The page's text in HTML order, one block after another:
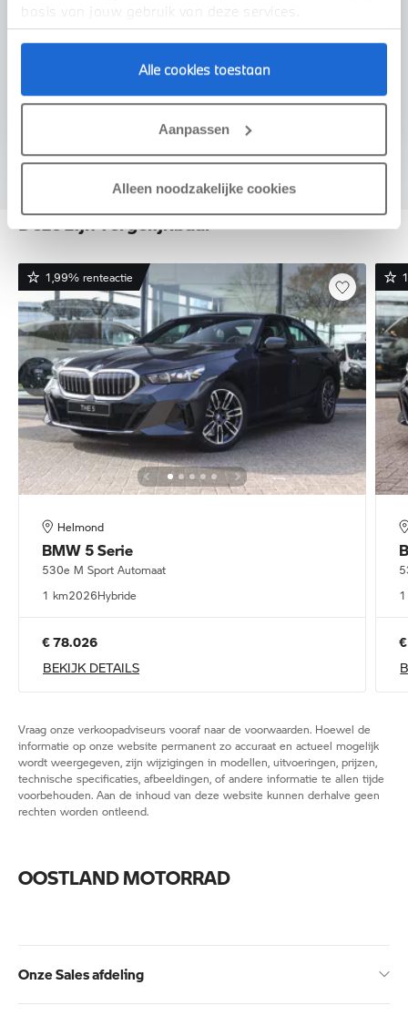
basis van jouw gebruik van deze services.
Alle cookies toestaan
Aanpassen
Alleen noodzakelijke cookies
VOORSTEL AANVRAGEN
Deze zijn vergelijkbaar
1,99% renteactie
Helmond
BMW 5 Serie
530e M Sport Automaat
1 km2026Hybride
€ 78.026
BEKIJK DETAILS
Vraag onze verkoopadviseurs vooraf naar de voorwaarden. Hoewel de
informatie op onze website permanent zo accuraat en actueel mogelijk
wordt weergegeven, zijn wijzigingen in modellen, uitvoeringen, prijzen,
technische specificaties, afbeeldingen, of andere informatie te allen tijde
voorbehouden. Aan de inhoud van deze website kunnen derhalve geen
rechten worden ontleend.
OOSTLAND MOTORRAD
Onze Sales afdeling